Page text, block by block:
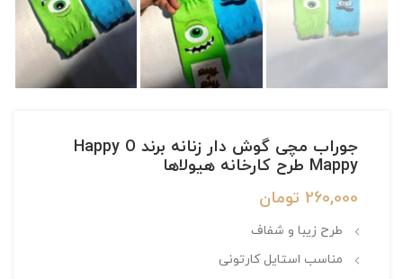
جوراب مچی گوش دار زنانه برند Happy O
Mappy طرح کارخانه هیولاها
260,000 تومان
طرح زیبا و شفاف
مناسب استایل کارتونی